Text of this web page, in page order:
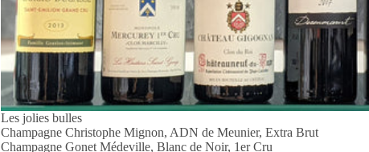
Les jolies bulles
Champagne Christophe Mignon, ADN de Meunier, Extra Brut
Champagne Gonet Médeville, Blanc de Noir, 1er Cru